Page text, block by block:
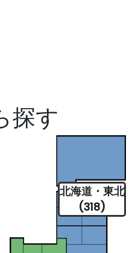
探す
北海道・東北
(318)